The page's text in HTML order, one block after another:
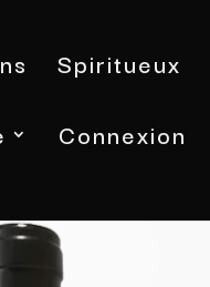
Spiritueux
Connexion